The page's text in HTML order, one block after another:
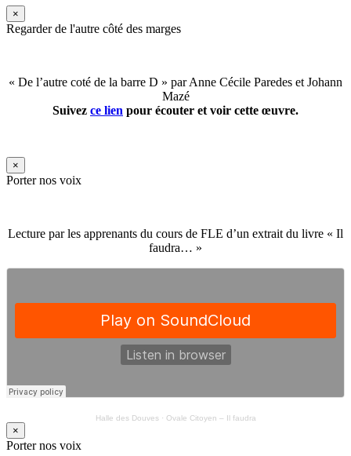
×
Regarder de l'autre côté des marges
« De l’autre coté de la barre D » par Anne Cécile Paredes et Johann
Mazé
Suivez ce lien pour écouter et voir cette œuvre.
×
Porter nos voix
Lecture par les apprenants du cours de FLE d’un extrait du livre « Il
faudra… »
Halle des Douves· Ovale Citoyen – Il faudra
×
Porter nos voix